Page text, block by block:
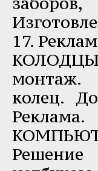
17.
КОЛОДЦЫ
монтаж.
колец.
Реклама.
Решение